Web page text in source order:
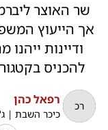
אך הייעוץ
ודיינות
להכניס
רכ רפאל כהן
כיכר השבת |